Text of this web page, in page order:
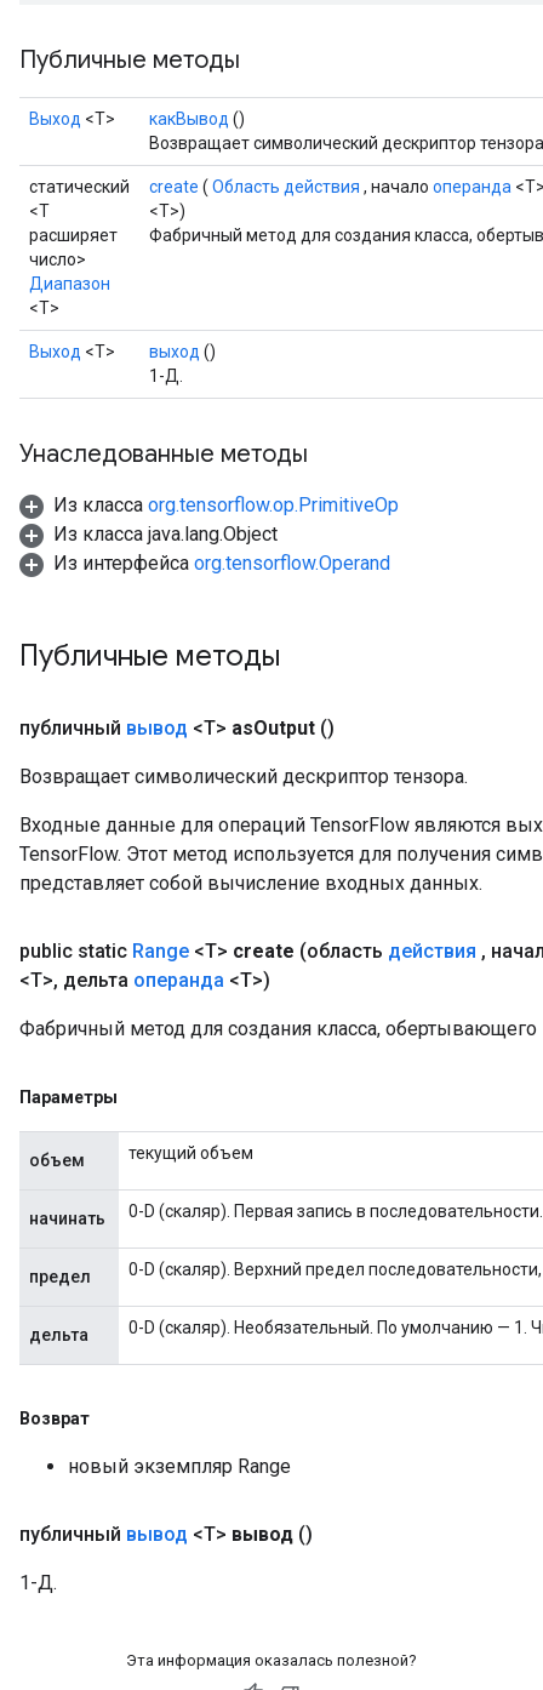
Публичные методы
Выход <Т> какВывод ()
Возвращает символический дескриптор
статический
<T
расширяет
число>
Диапазон
<T>
create ( Область действия , начало операнда
<T>)
Фабричный метод для создания класса,
Выход <Т> выход ()
1-Д.
Унаследованные методы
Из класса org.tensorflow.op.PrimitiveOp
Из класса java.lang.Object
Из интерфейса org.tensorflow.Operand
Публичные методы
публичный вывод <T> asOutput ()
Возвращает символический дескриптор тензора.
Входные данные для операций TensorFlow являются
TensorFlow. Этот метод используется для получения
представляет собой вычисление входных данных.
public static Range <T> create (область действия ,
<T>, дельта операнда <T>)
Фабричный метод для создания класса,
Параметры
объем текущий объем
начинать 0-D (скаляр). Первая запись в последовательности.
предел 0-D (скаляр). Верхний предел
дельта 0-D (скаляр). Необязательный. По умолчанию — 1.
Возврат
новый экземпляр Range
публичный вывод <T> вывод ()
1-Д.
Эта информация оказалась полезной?